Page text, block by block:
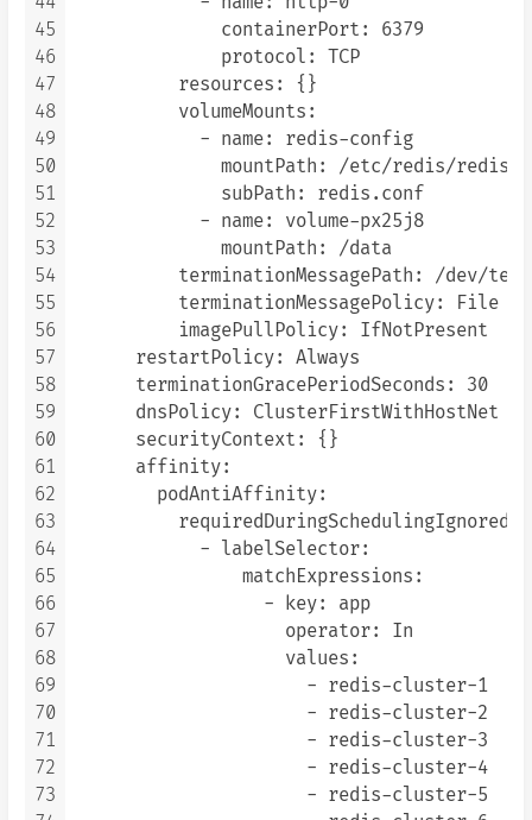
45
46
47
48
49
50
51
52
53
54
55
56
57
58
59
60
61
62
63
64
65
66
67
68
69
70
71
72
73
              containerPort: 6379
              protocol: TCP
          resources: {}
          volumeMounts:
            - name: redis-config
mountPath: /etc/redis/
              subPath: redis.conf
            - name: volume-px25j8
              mountPath: /data
terminationMessagePath: /dev/
          terminationMessagePolicy: File
          imagePullPolicy: IfNotPresent
      restartPolicy: Always
      terminationGracePeriodSeconds: 30
      dnsPolicy: ClusterFirstWithHostNet
      securityContext: {}
      affinity:
        podAntiAffinity:
            - labelSelector:
                matchExpressions:
                  - key: app
                    operator: In
                    values:
                      - redis-cluster-1
                      - redis-cluster-2
                      - redis-cluster-3
                      - redis-cluster-4
                      - redis-cluster-5